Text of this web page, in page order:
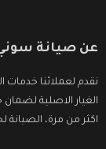
عن صيانة
نقدم لعملائنا
الغيار الاصلية
اكثر من مرة، الصيانة